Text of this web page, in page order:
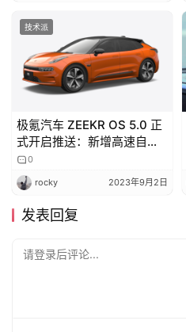
技术派
极氪汽车 ZEEKR OS 5.0 正
式开启推送：新增高速自主
领航辅助、哨兵模式等
0
rocky 2023年9月2日
发表回复
请登录后评论...